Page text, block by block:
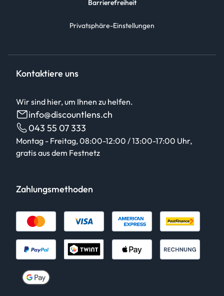
Barrierefreiheit
Privatsphäre-Einstellungen
Kontaktiere uns
Wir sind hier, um Ihnen zu helfen.
info@discountlens.ch
043 55 07 333
Montag - Freitag, 08:00-12:00 / 13:00-17:00 Uhr,
gratis aus dem Festnetz
Zahlungsmethoden